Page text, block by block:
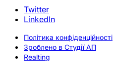
Twitter
LinkedIn
Політика конфіденційності
Зроблено в Студії АП
Realting